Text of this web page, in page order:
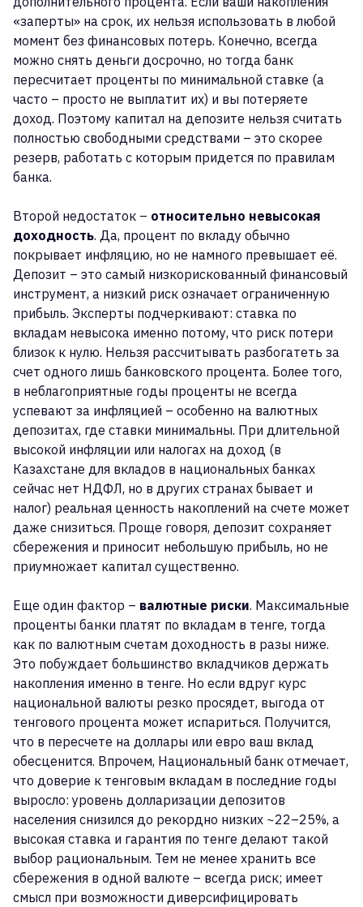
«заперты» на срок, их нельзя использовать в любой
момент без финансовых потерь. Конечно, всегда
можно снять деньги досрочно, но тогда банк
пересчитает проценты по минимальной ставке (а
часто – просто не выплатит их) и вы потеряете
доход. Поэтому капитал на депозите нельзя считать
полностью свободными средствами – это скорее
резерв, работать с которым придется по правилам
банка.
Второй недостаток – относительно невысокая
доходность. Да, процент по вкладу обычно
покрывает инфляцию, но не намного превышает её.
Депозит – это самый низкорискованный финансовый
инструмент, а низкий риск означает ограниченную
прибыль. Эксперты подчеркивают: ставка по
вкладам невысока именно потому, что риск потери
близок к нулю. Нельзя рассчитывать разбогатеть за
счет одного лишь банковского процента. Более того,
в неблагоприятные годы проценты не всегда
успевают за инфляцией – особенно на валютных
депозитах, где ставки минимальны. При длительной
высокой инфляции или налогах на доход (в
Казахстане для вкладов в национальных банках
сейчас нет НДФЛ, но в других странах бывает и
налог) реальная ценность накоплений на счете может
даже снизиться. Проще говоря, депозит сохраняет
сбережения и приносит небольшую прибыль, но не
приумножает капитал существенно.
Еще один фактор – валютные риски. Максимальные
проценты банки платят по вкладам в тенге, тогда
как по валютным счетам доходность в разы ниже.
Это побуждает большинство вкладчиков держать
накопления именно в тенге. Но если вдруг курс
национальной валюты резко просядет, выгода от
тенгового процента может испариться. Получится,
что в пересчете на доллары или евро ваш вклад
обесценится. Впрочем, Национальный банк отмечает,
что доверие к тенговым вкладам в последние годы
выросло: уровень долларизации депозитов
населения снизился до рекордно низких ~22–25%, а
высокая ставка и гарантия по тенге делают такой
выбор рациональным. Тем не менее хранить все
сбережения в одной валюте – всегда риск; имеет
смысл при возможности диверсифицировать